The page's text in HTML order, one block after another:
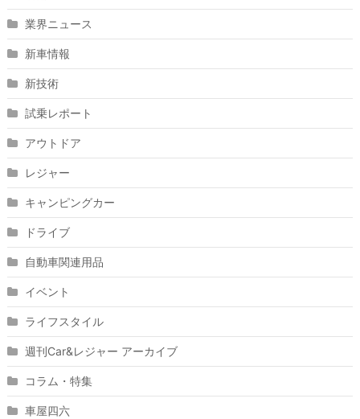
業界ニュース
新車情報
新技術
試乗レポート
アウトドア
レジャー
キャンピングカー
ドライブ
自動車関連用品
イベント
ライフスタイル
週刊Car&レジャー アーカイブ
コラム・特集
車屋四六